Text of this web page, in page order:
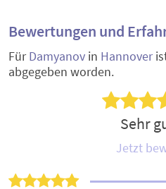
Bewertungen und
FürDamyanov in Hannover
abgegeben worden.
Sehr
Jetzt